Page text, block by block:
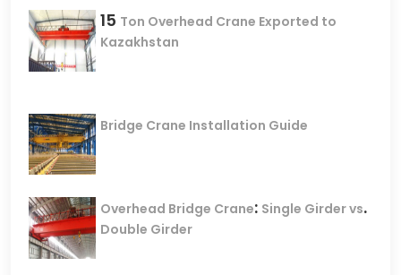
15 Ton Overhead Crane Exported to
Kazakhstan
Bridge Crane Installation Guide
Overhead Bridge Crane: Single Girder vs.
Double Girder